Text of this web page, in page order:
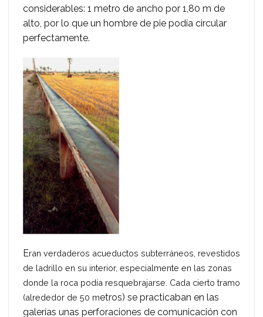
considerables: 1 metro de ancho por 1,80 m de
alto, por lo que un hombre de pie podía circular
perfectamente.
Eran verdaderos acueductos subterráneos, revestidos
de ladrillo en su interior, especialmente en las zonas
donde la roca podía resquebrajarse. Cada cierto tramo
(alrededor de 50 metros) se practicaban en las
galerías unas perforaciones de comunicación con